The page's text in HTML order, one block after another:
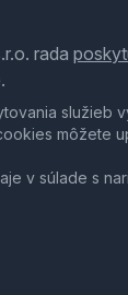
rada
služieb
môžete
v súlade s